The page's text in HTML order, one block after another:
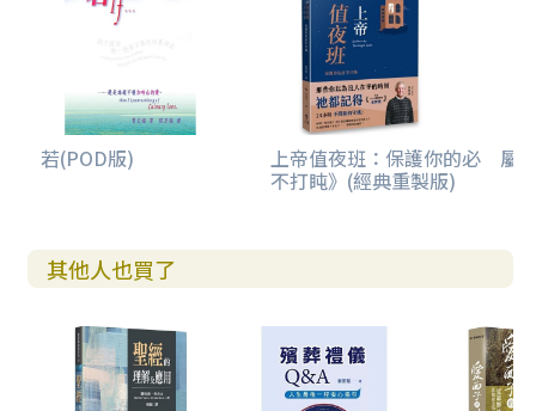
若(POD版) 上帝值夜班：保護你的必
不打盹》(經典重製版)
屬
其他人也買了